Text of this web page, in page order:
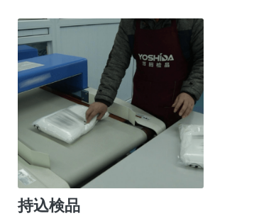
持込検品